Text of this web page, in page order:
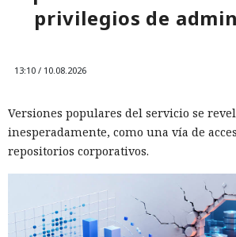
privilegios de
13:10 / 10.08.2026
Versiones populares del servicio se
inesperadamente, como una vía de
repositorios corporativos.